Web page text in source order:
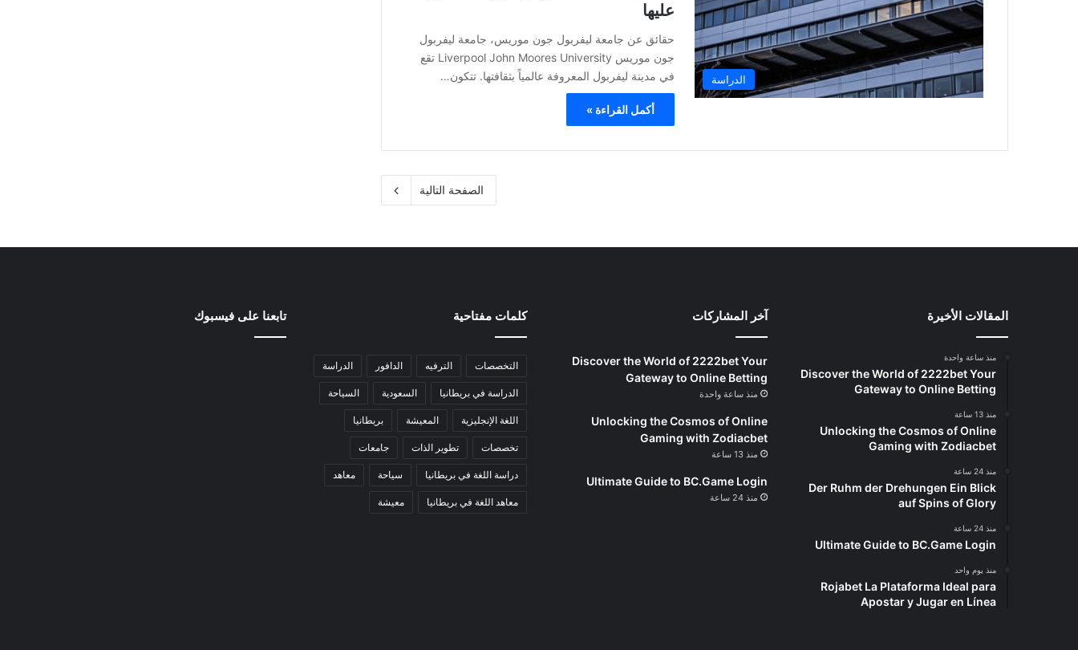
الدراسة
عليها
حقائق عن جامعة ليفربول جون موريس، جامعة ليفربول
جون موريس Liverpool John Moores University تقع
في مدينة ليفربول المعروفة عالمياً بثقافتها. تتكون…
أكمل القراءة »
الصفحة التالية
المقالات الأخيرة
منذ ساعة واحدة
Discover the World of 2222bet Your
Gateway to Online Betting
منذ 13 ساعة
Unlocking the Cosmos of Online
Gaming with Zodiacbet
منذ 24 ساعة
Der Ruhm der Drehungen Ein Blick
auf Spins of Glory
منذ 24 ساعة
Ultimate Guide to BC.Game Login
منذ يوم واحد
Rojabet La Plataforma Ideal para
Apostar y Jugar en Línea
آخر المشاركات
Discover the World of 2222bet Your
Gateway to Online Betting
منذ ساعة واحدة
Unlocking the Cosmos of Online
Gaming with Zodiacbet
منذ 13 ساعة
Ultimate Guide to BC.Game Login
منذ 24 ساعة
كلمات مفتاحية
التخصصات الترفيه الدافور الدراسة
الدراسة في بريطانيا السعودية السياحة
اللغة الإنجليزية المعيشة بريطانيا
تخصصات تطوير الذات جامعات
دراسة اللغة في بريطانيا سياحة معاهد
معاهد اللغة في بريطانيا معيشة
تابعنا على فيسبوك